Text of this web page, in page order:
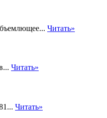
Читать»
Читать»
Читать»